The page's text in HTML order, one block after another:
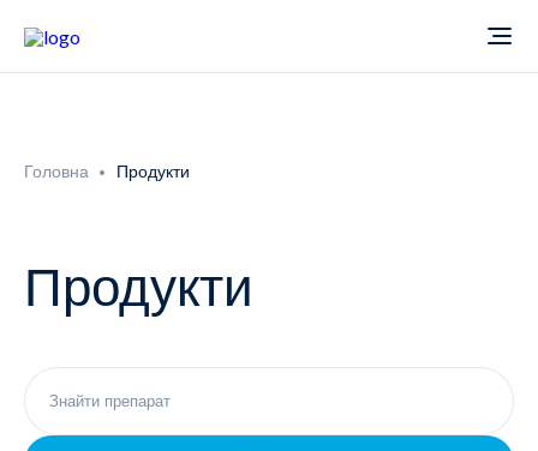
Новини
Неврологія
Фармаконагляд
Головна Продукти
Продукти